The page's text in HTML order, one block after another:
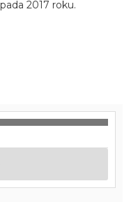
2017 roku.